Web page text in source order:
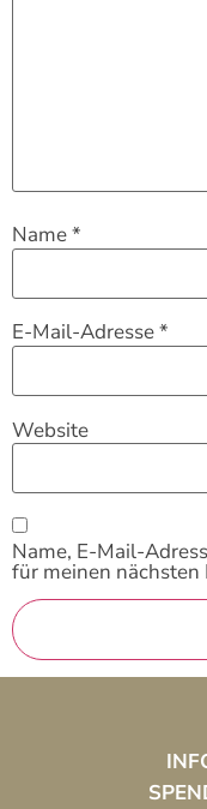
Name*
E-Mail-Adresse*
Website
Name, E-Mail-
für meinen nächsten